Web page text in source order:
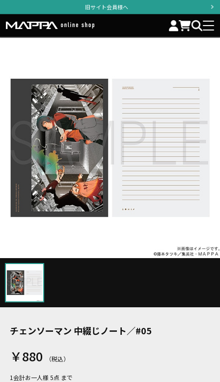
旧サイト会員様へ
チェンソーマン 中綴じノート／#05
￥880
1会計お一人様 5点 まで